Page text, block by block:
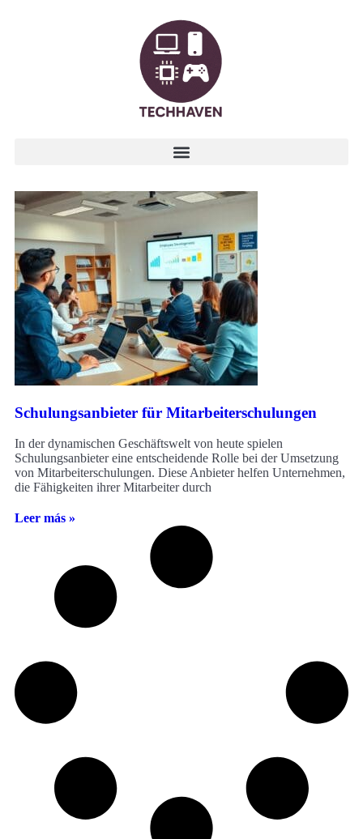
Schulungsanbieter für Mitarbeiterschulungen
In der dynamischen Geschäftswelt von heute spielen
Schulungsanbieter eine entscheidende Rolle bei der Umsetzung
von Mitarbeiterschulungen. Diese Anbieter helfen Unternehmen,
die Fähigkeiten ihrer Mitarbeiter durch
Leer más »